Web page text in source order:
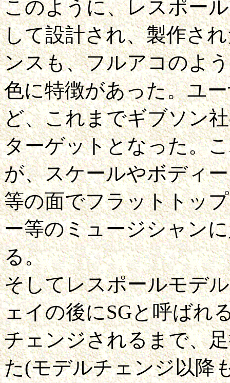
このように、レスポー
して設計され、製作さ
ンスも、フルアコのよ
色に特徴があった。ユ
ど、これまでギブソン
ターゲットとなった。
が、スケールやボディ
等の面でフラットトッ
ー等のミュージシャン
る。
そしてレスポールモデ
ェイの後にSGと呼ばれ
チェンジされるまで、
た(モデルチェンジ以降